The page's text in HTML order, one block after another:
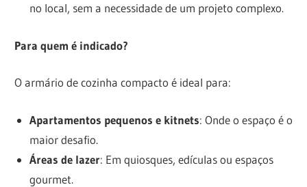
no local, sem a necessidade de um projeto complexo.
Para quem é indicado?
O armário de cozinha compacto é ideal para:
Apartamentos pequenos e kitnets: Onde o espaço é o
maior desafio.
Áreas de lazer: Em quiosques, edículas ou espaços
gourmet.